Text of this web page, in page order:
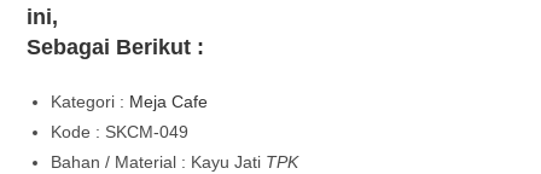
ini,
Sebagai Berikut :
Kategori : Meja Cafe
Kode : SKCM-049
Bahan / Material : Kayu Jati TPK